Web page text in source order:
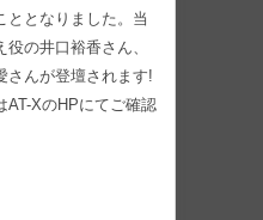
ととなりました。当
の井口裕香さん、
さんが登壇されます!
AT-XのHPにてご確認